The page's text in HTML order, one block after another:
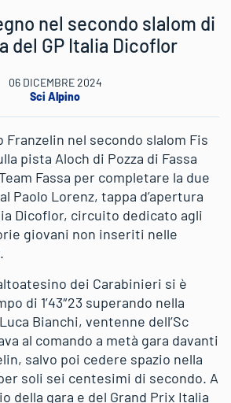
nel secondo slalom di
del GP Italia Dicoflor
06 DICEMBRE 2024
Sci Alpino
nel secondo slalom Fis
pista Aloch di Pozza di Fassa
Fassa per completare la due
Paolo Lorenz, tappa d’apertura
Dicoflor, circuito dedicato agli
giovani non inseriti nelle
dei Carabinieri si è
di 1’43″23 superando nella
Bianchi, ventenne dell’Sc
al comando a metà gara davanti
salvo poi cedere spazio nella
soli sei centesimi di secondo. A
della gara e del Grand Prix Italia